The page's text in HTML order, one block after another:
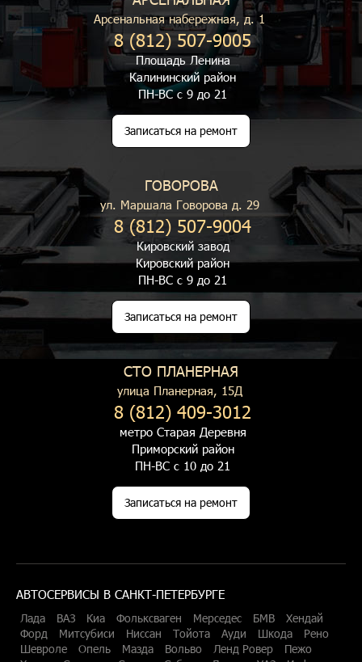
Арсенальная набережная, д. 1
8 (812) 507-9005
Площадь Ленина
Калининский район
ПН-ВС с 9 до 21
Записаться на ремонт
ГОВОРОВА
ул. Маршала Говорова д. 29
8 (812) 507-9004
Кировский завод
Кировский район
ПН-ВС с 9 до 21
Записаться на ремонт
СТО ПЛАНЕРНАЯ
улица Планерная, 15Д
8 (812) 409-3012
метро Старая Деревня
Приморский район
ПН-ВС с 10 до 21
Записаться на ремонт
АВТОСЕРВИСЫ В САНКТ-ПЕТЕРБУРГЕ
Лада ВАЗ Киа Фольксваген Мерседес БМВ
Хендай
Форд
Митсубиси Ниссан Тойота Ауди Шкода
Рено
Шевроле
Опель Мазда Вольво Ленд Ровер
Пежо